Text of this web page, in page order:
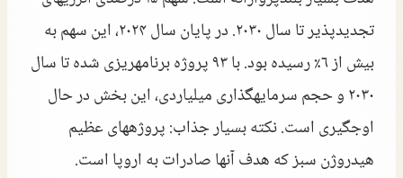
تجدیدپذیر تا سال ۲۰۳۰. در پایان سال ۲۰۲۴، این سهم به
بیش از ۶٪ رسیده بود. با ۹۳ پروژه برنامهریزی شده تا سال
۲۰۳۰ و حجم سرمایهگذاری میلیاردی، این بخش در حال
اوجگیری است. نکته بسیار جذاب: پروژههای عظیم
هیدروژن سبز که هدف آنها صادرات به اروپا است.